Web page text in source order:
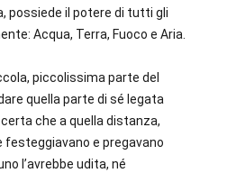
possiede il potere di tutti gli
Acqua, Terra, Fuoco e Aria.
piccolissima parte del
quella parte di sé legata
certa che a quella distanza,
festeggiavano e pregavano
l’avrebbe udita, né